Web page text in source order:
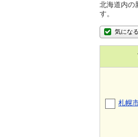
北海道内の
す。
気にな
札幌